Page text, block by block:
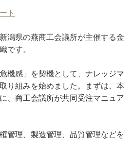
ト
潟県の燕商工会議所が主催する金
です。
機感」を契機として、ナレッジマ
り組みを始めました。まずは、本
、商工会議所が共同受注マニュア
管理、製造管理、品質管理などを